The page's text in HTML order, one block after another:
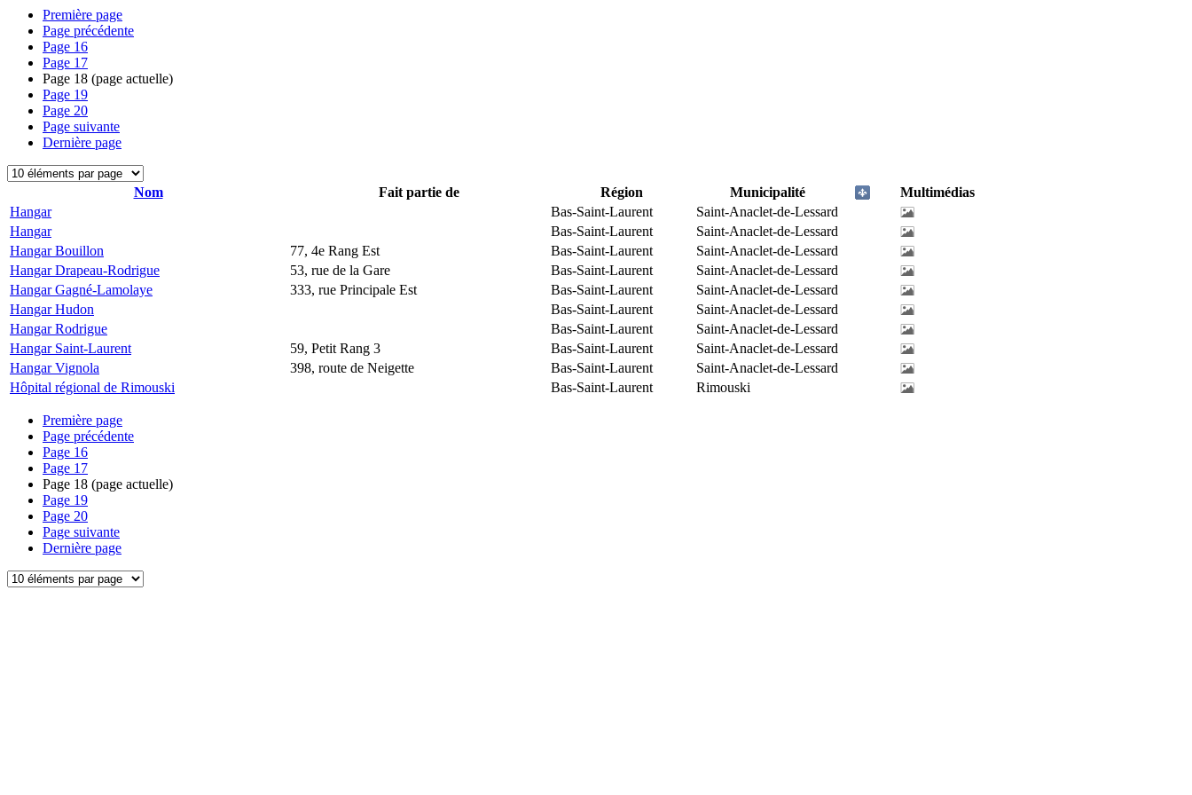
Première page
Page précédente
Page 16
Page 17
Page 18 (page actuelle)
Page 19
Page 20
Page suivante
Dernière page
Nom Fait partie de Région Municipalité
Multimédias
Hangar
Bas-Saint-Laurent
Saint-Anaclet-de-Lessard
Hangar
Bas-Saint-Laurent
Saint-Anaclet-de-Lessard
Hangar Bouillon
77, 4e Rang Est Bas-Saint-Laurent
Saint-Anaclet-de-Lessard
Hangar Drapeau-Rodrigue
53, rue de la Gare Bas-Saint-Laurent
Saint-Anaclet-de-Lessard
Hangar Gagné-Lamolaye
333, rue Principale Est Bas-Saint-Laurent
Saint-Anaclet-de-Lessard
Hangar Hudon
Bas-Saint-Laurent
Saint-Anaclet-de-Lessard
Hangar Rodrigue
Bas-Saint-Laurent
Saint-Anaclet-de-Lessard
Hangar Saint-Laurent
59, Petit Rang 3 Bas-Saint-Laurent
Saint-Anaclet-de-Lessard
Hangar Vignola
398, route de Neigette Bas-Saint-Laurent
Saint-Anaclet-de-Lessard
Hôpital régional de Rimouski
Bas-Saint-Laurent Rimouski
Première page
Page précédente
Page 16
Page 17
Page 18 (page actuelle)
Page 19
Page 20
Page suivante
Dernière page